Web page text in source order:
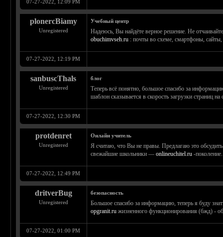
07-27-2022, 12:09 PM
plonercBiamy
Unregistered
Учебный центр
Надеюсь, Вы найдёте верное решение. Не
obuchimvseh.ru : почты во схеме, смартфоны,
07-27-2022, 12:19 PM
sanbuscThals
Unregistered
блог
Теперь всё понятно, большое спасибо за
шаблон сказывается в скорость загрузки страниц
07-27-2022, 12:30 PM
protdenret
Unregistered
Онлайн учитель
Я считаю, что Вы не правы. Предлагаю это
свежайшие школьники —onlineuchitel.ru -поколение.
07-27-2022, 12:49 PM
dritverBug
Unregistered
безопасность
Большое спасибо за информацию, теперь я буду
opgranit.ru жизненного функционирования (бжд) -
07-27-2022, 01:00 PM